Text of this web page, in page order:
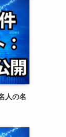
人の名